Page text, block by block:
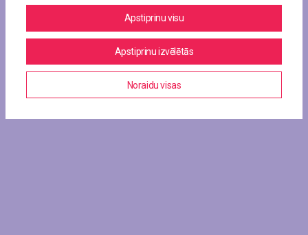
Apstiprinu visu
Apstiprinu izvēlētās
Noraidu visas